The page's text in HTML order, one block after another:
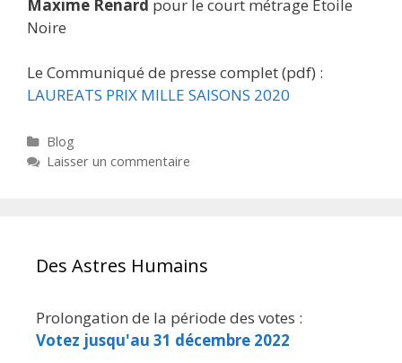
Maxime Renard pour le court métrage Etoile
Noire
Le Communiqué de presse complet (pdf) :
LAUREATS PRIX MILLE SAISONS 2020
Catégories
Blog
Laisser un commentaire
Des Astres Humains
Prolongation de la période des votes :
Votez jusqu'au 31 décembre 2022